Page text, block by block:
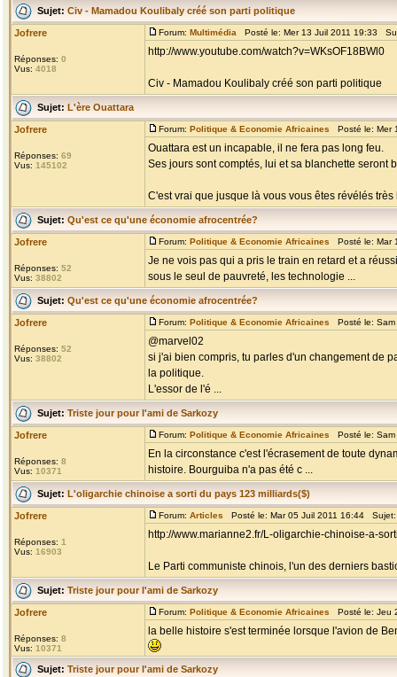
Sujet: Civ - Mamadou Koulibaly créé son parti politique
Jofrere
Réponses: 0
Vus: 4018
Forum: Multimédia Posté le: Mer 13 Juil 2011 19:33
http://www.youtube.com/watch?v=WKsOF18BWl0
Civ - Mamadou Koulibaly créé son parti politique
Sujet: L'ère Ouattara
Jofrere
Réponses: 69
Vus: 145102
Forum: Politique & Economie Africaines Posté le: Mer
Ouattara est un incapable, il ne fera pas long feu.
Ses jours sont comptés, lui et sa blanchette seront
C'est vrai que jusque là vous vous êtes révélés
Sujet: Qu'est ce qu'une économie afrocentrée?
Jofrere
Réponses: 52
Vus: 38802
Forum: Politique & Economie Africaines Posté le: Mar
Je ne vois pas qui a pris le train en retard et a
sous le seul de pauvreté, les technologie ...
Sujet: Qu'est ce qu'une économie afrocentrée?
Jofrere
Réponses: 52
Vus: 38802
Forum: Politique & Economie Africaines Posté le:
@marvel02
si j'ai bien compris, tu parles d'un changement de
la politique.
L'essor de l'é ...
Sujet: Triste jour pour l'ami de Sarkozy
Jofrere
Réponses: 8
Vus: 10371
Forum: Politique & Economie Africaines Posté le:
En la circonstance c'est l'écrasement de toute
histoire. Bourguiba n'a pas été c ...
Sujet: L'oligarchie chinoise a sorti du pays 123 milliards($)
Jofrere
Réponses: 1
Vus: 16903
Forum: Articles Posté le: Mar 05 Juil 2011 16:44
http://www.marianne2.fr/L-oligarchie-chinoise-a-
Le Parti communiste chinois, l'un des derniers
Sujet: Triste jour pour l'ami de Sarkozy
Jofrere
Réponses: 8
Vus: 10371
Forum: Politique & Economie Africaines Posté le: Jeu
la belle histoire s'est terminée lorsque l'avion de
Sujet: Triste jour pour l'ami de Sarkozy